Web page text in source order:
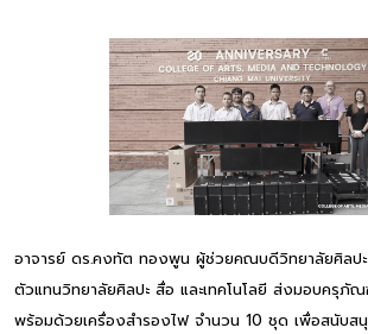
อาจารย์ ดร.คงทัต ทองพูน ผู้ช่วยคณบดีวิทยาลัยศิลปะ
ตัวแทนวิทยาลัยศิลปะ สื่อ และเทคโนโลยี ส่งมอบครุภั
พร้อมด้วยเครื่องสำรองไฟ จำนวน 10 ชุด เพื่อสนับสนุ